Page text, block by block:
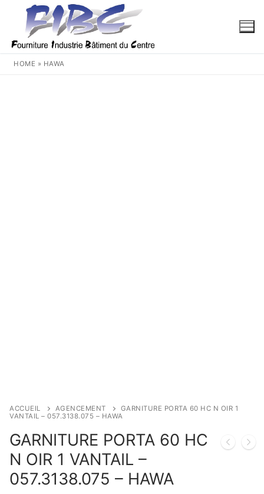
contenu
HOME » HAWA
ACCUEIL AGENCEMENT
GARNITURE PORTA 60 HC N OIR 1
VANTAIL – 057.3138.075 – HAWA
GARNITURE PORTA 60 HC
N OIR 1 VANTAIL –
057.3138.075 – HAWA